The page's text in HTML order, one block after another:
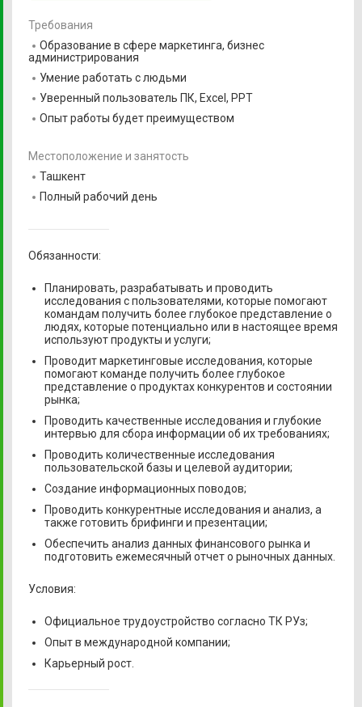
Требования
Образование в сфере маркетинга, бизнес
администрирования
Умение работать с людьми
Уверенный пользователь ПК, Excel, PPT
Опыт работы будет преимуществом
Местоположение и занятость
Ташкент
Полный рабочий день
Обязанности:
Планировать, разрабатывать и проводить
исследования с пользователями, которые помогают
командам получить более глубокое представление о
людях, которые потенциально или в настоящее время
используют продукты и услуги;
Проводит маркетинговые исследования, которые
помогают команде получить более глубокое
представление о продуктах конкурентов и состоянии
рынка;
Проводить качественные исследования и глубокие
интервью для сбора информации об их требованиях;
Проводить количественные исследования
пользовательской базы и целевой аудитории;
Создание информационных поводов;
Проводить конкурентные исследования и анализ, а
также готовить брифинги и презентации;
Обеспечить анализ данных финансового рынка и
подготовить ежемесячный отчет о рыночных данных.
Условия:
Официальное трудоустройство согласно ТК РУз;
Опыт в международной компании;
Карьерный рост.